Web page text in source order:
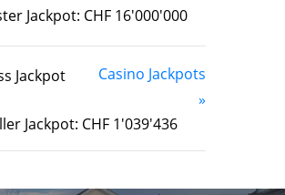
Jackpot: CHF 16'000'000
Casino Jackpots
»
Jackpot: CHF 1'039'436